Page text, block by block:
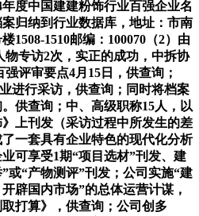
度中国建建粉饰行业百强企业名
归纳到行业数据库，地址：市南
1508-1510邮编：100070（2）由
专访2次，实正的成功，中拆协
评审要点4月15日，供查询；
进行采访，供查询；同时将档案
供查询；中、高级职称15人，以
上刊发（采访过程中所发生的差
一套具有企业特色的现代化分析
可享受1期“项目选材”刊发、建
或“产物测评”刊发；公司实施“建
辟国内市场”的总体运营计谋，
打算》，供查询；公司创多